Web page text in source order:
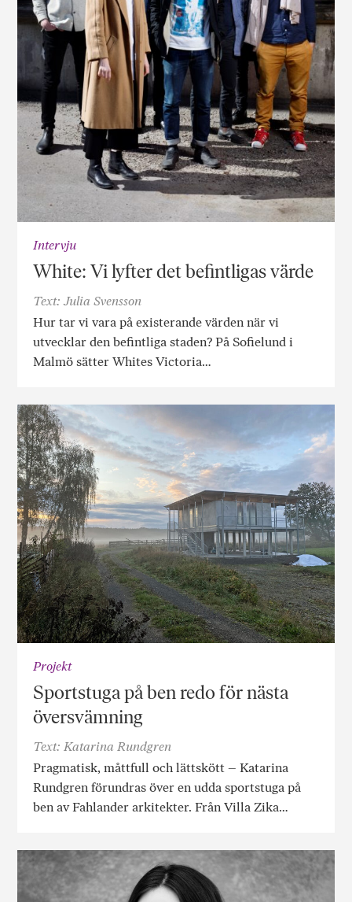
Intervju
White: Vi lyfter det befintligas värde
Text: Julia Svensson
Hur tar vi vara på existerande värden när vi
utvecklar den befintliga staden? På Sofielund i
Malmö sätter Whites Victoria…
Projekt
Sportstuga på ben redo för nästa
översvämning
Text: Katarina Rundgren
Pragmatisk, måttfull och lättskött – Katarina
Rundgren förundras över en udda sportstuga på
ben av Fahlander arkitekter. Från Villa Zika…